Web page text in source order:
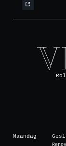
Maandag